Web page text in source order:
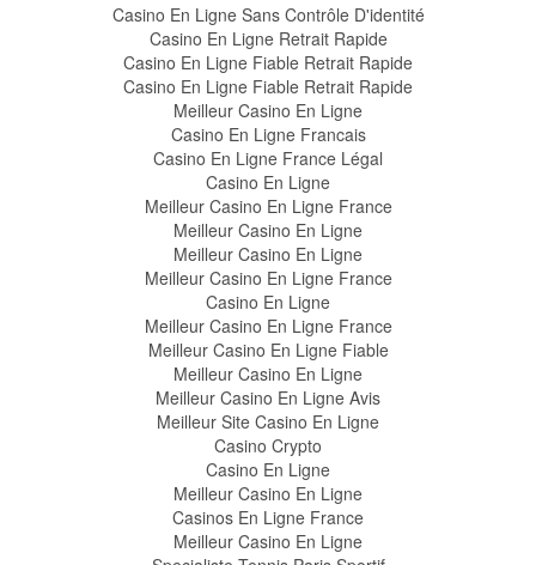
Casino En Ligne Sans Contrôle D'identité
Casino En Ligne Retrait Rapide
Casino En Ligne Fiable Retrait Rapide
Casino En Ligne Fiable Retrait Rapide
Meilleur Casino En Ligne
Casino En Ligne Francais
Casino En Ligne France Légal
Casino En Ligne
Meilleur Casino En Ligne France
Meilleur Casino En Ligne
Meilleur Casino En Ligne
Meilleur Casino En Ligne France
Casino En Ligne
Meilleur Casino En Ligne France
Meilleur Casino En Ligne Fiable
Meilleur Casino En Ligne
Meilleur Casino En Ligne Avis
Meilleur Site Casino En Ligne
Casino Crypto
Casino En Ligne
Meilleur Casino En Ligne
Casinos En Ligne France
Meilleur Casino En Ligne